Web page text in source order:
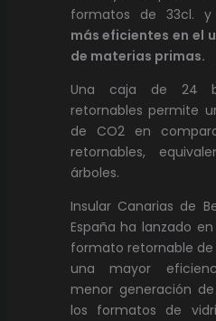
formatos de 33cl. y
más eficientes en el
de materias primas.
Una caja de 24
retornables permite
de CO2 en
retornables,
árboles.
Insular Canarias de
España ha lanzado
formato retornable de
una mayor
menor generación
los formatos de